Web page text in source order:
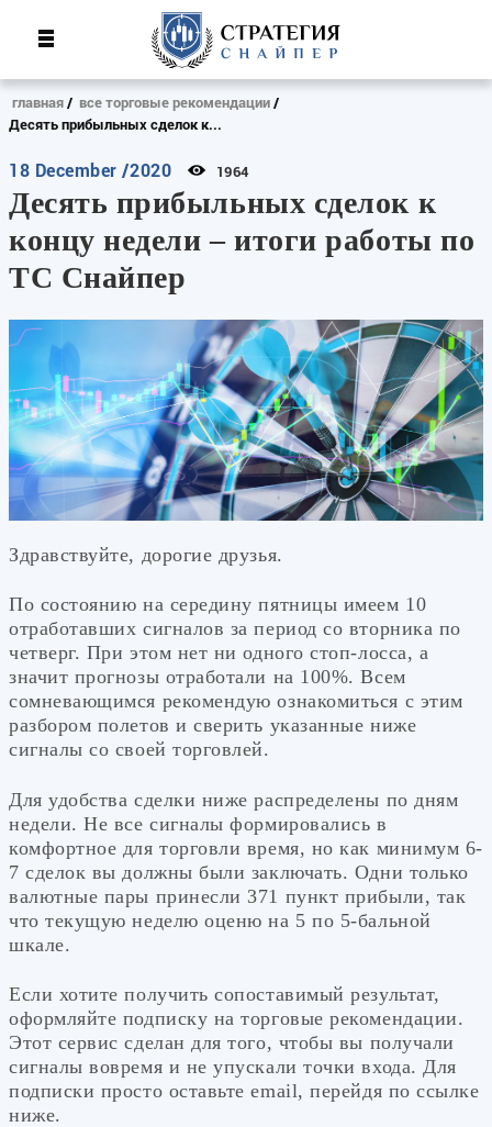
главная
все торговые рекомендации
Десять прибыльных сделок к...
18 December /2020 1964
Десять прибыльных сделок к
концу недели – итоги работы по
ТС Снайпер
Здравствуйте, дорогие друзья.
По состоянию на середину пятницы имеем 10
отработавших сигналов за период со вторника по
четверг. При этом нет ни одного стоп-лосса, а
значит прогнозы отработали на 100%. Всем
сомневающимся рекомендую ознакомиться с этим
разбором полетов и сверить указанные ниже
сигналы со своей торговлей.
Для удобства сделки ниже распределены по дням
недели. Не все сигналы формировались в
комфортное для торговли время, но как минимум 6-
7 сделок вы должны были заключать. Одни только
валютные пары принесли 371 пункт прибыли, так
что текущую неделю оценю на 5 по 5-бальной
шкале.
Если хотите получить сопоставимый результат,
оформляйте подписку на торговые рекомендации.
Этот сервис сделан для того, чтобы вы получали
сигналы вовремя и не упускали точки входа. Для
подписки просто оставьте email, перейдя по ссылке
ниже.